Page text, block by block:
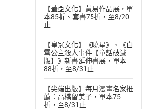
【蓋亞文化】黃易作品展，單
本85折、套書75折，至8/20
止
【皇冠文化】《曉星》、《白
雪公主殺人事件【童話破滅
版】》新書延伸書展，單本
88折，至8/31止
【尖端出版】每月漫畫名家推
薦：高橋留美子，單本75
折，至8/31止